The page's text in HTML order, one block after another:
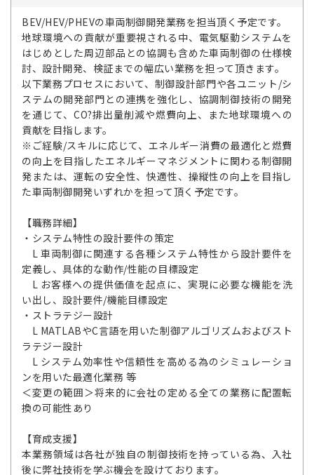
BEV/HEV/PHEVの車両制御開発業務を担当頂く予定です。
地球環境への貢献が重要視される中、電気駆動システムを
はじめとした周辺部品との協調も含めた車両制御の仕様検
討、設計開発、検証までの幅広い業務を担って頂きます。
以下業務プロセスにおいて、制御設計部門や各ユニット/シ
ステムの開発部門との連携を強化し、協調制御技術の開発
を通じて、CO?排出量削減や燃費向上、また地球環境への
貢献を目指します。
※ご経験/スキルに応じて、エネルギー消費の最適化と燃費
の向上を目指したエネルギーマネジメントに関わる制御開
発または、運転の安全性、快適性、操縦性の向上を目指し
た車両制御開発いずれかを担って頂く予定です。
【職務詳細】
・システム特性の設計要件の策定
L 車両制御に関連する各種システム特性から設計要件を
定義し、具体的な動作/性能の目標設定
L お客様への提供価値を起点に、実現に必要な機能を洗
い出し、設計要件/機能目標設定
・ストラテジー設計
L MATLABやC言語を用いた制御アルゴリズムおよびスト
ラテジー設計
L システム効率性や信頼性を高める為のシミュレーショ
ンを用いた最適化業務 等
＜変更の範囲＞将来的に会社の定める全ての業務に配置転
換の可能性あり
【育成支援】
本業務領域は各社が独自の制御技術を持っている為、入社
後に弊社技術を学ぶ機会を設けております。